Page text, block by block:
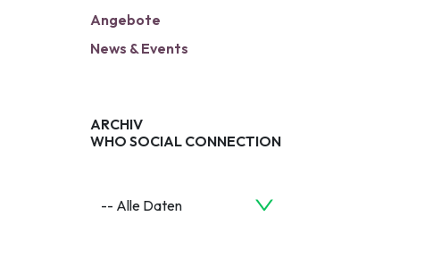
Angebote
News & Events
ARCHIV
WHO SOCIAL CONNECTION